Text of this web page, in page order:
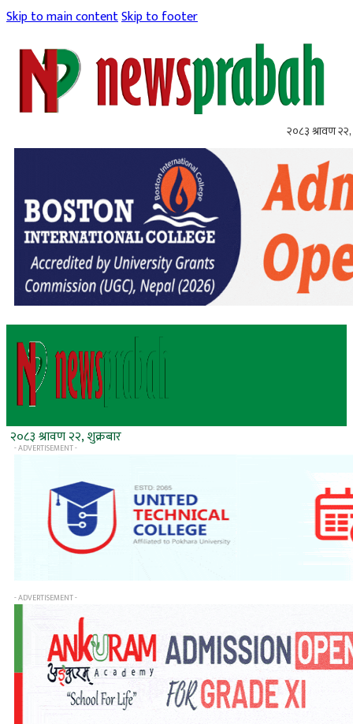
Skip to main contentSkip to footer
२०८३ श्रावण २२,
२०८३ श्रावण २२, शुक्रबार
- ADVERTISEMENT -
- ADVERTISEMENT -